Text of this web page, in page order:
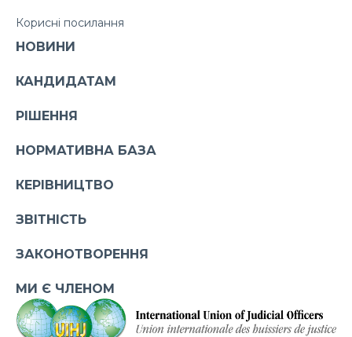
Корисні посилання
НОВИНИ
КАНДИДАТАМ
РІШЕННЯ
НОРМАТИВНА БАЗА
КЕРІВНИЦТВО
ЗВІТНІСТЬ
ЗАКОНОТВОРЕННЯ
МИ Є ЧЛЕНОМ